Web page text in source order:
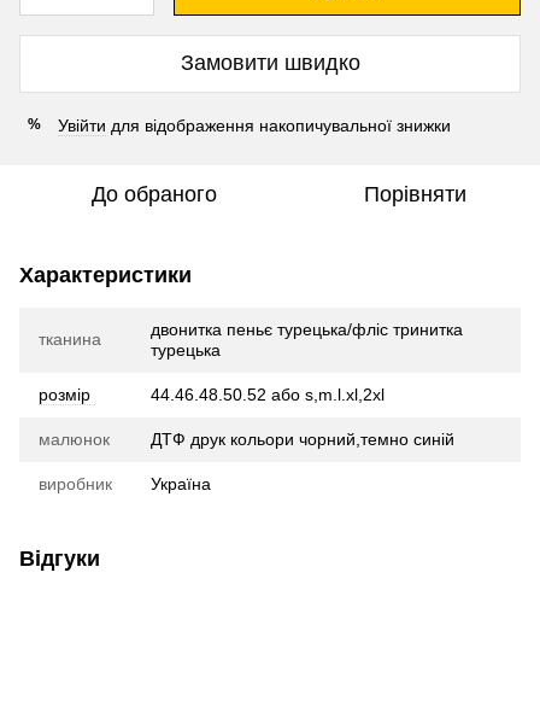
Замовити швидко
% Увійти для відображення накопичувальної знижки
До обраного Порівняти
Характеристики
тканина
двонитка пеньє турецька/фліс тринитка
турецька
розмір 44.46.48.50.52 або s,m.l.xl,2xl
малюнок ДТФ друк кольори чорний,темно синій
виробник Україна
Відгуки